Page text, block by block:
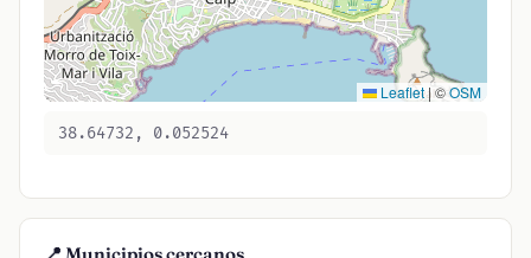
Leaflet|©OSM
38.64732, 0.052524